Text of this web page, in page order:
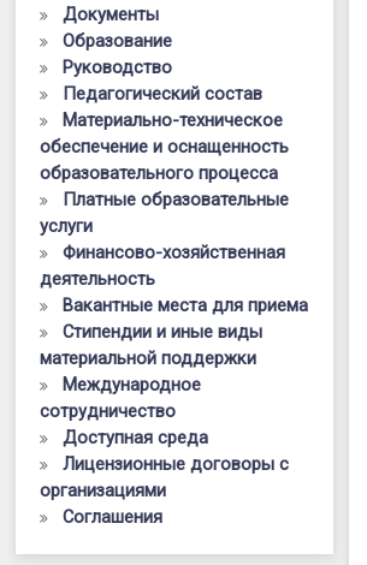
Документы
Образование
Руководство
Педагогический состав
Материально-техническое
обеспечение и оснащенность
образовательного процесса
Платные образовательные
услуги
Финансово-хозяйственная
деятельность
Вакантные места для приема
Стипендии и иные виды
материальной поддержки
Международное
сотрудничество
Доступная среда
Лицензионные договоры с
организациями
Соглашения